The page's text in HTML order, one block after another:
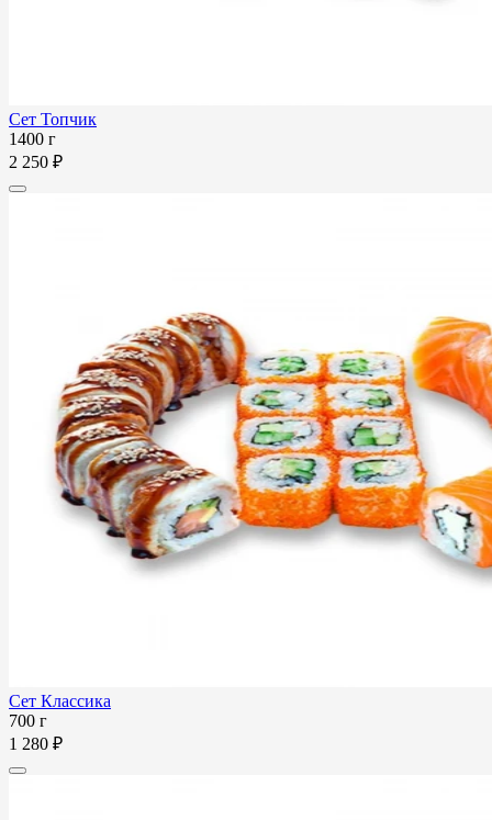
Сет Топчик
1400 г
2 250 ₽
Сет Классика
700 г
1 280 ₽